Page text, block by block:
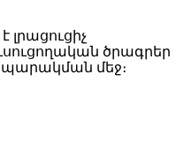
է լրացուցիչ
ծրագրեր
մեջ։